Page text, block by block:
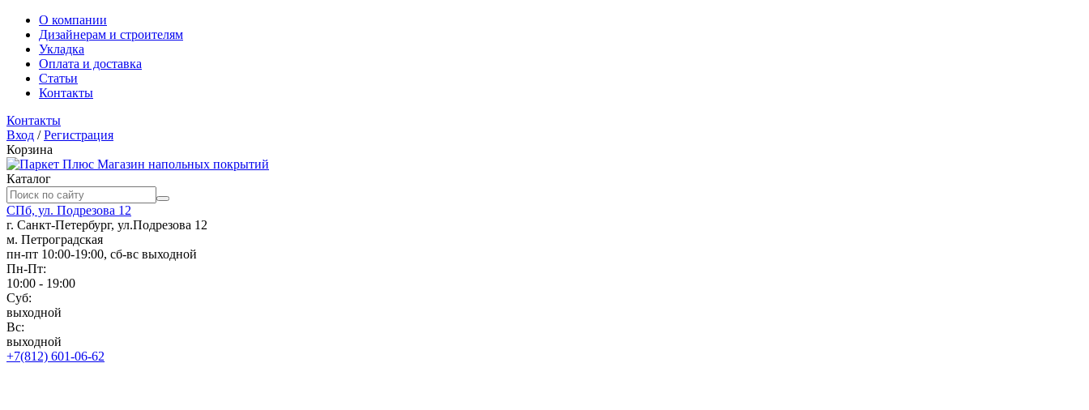
О компании
Дизайнерам и строителям
Укладка
Оплата и доставка
Статьи
Контакты
Контакты
Вход /Регистрация
Корзина
Магазин напольных покрытий
Каталог
СПб, ул. Подрезова 12
г. Санкт-Петербург, ул.Подрезова 12
м. Петроградская
пн-пт 10:00-19:00, сб-вс выходной
Пн-Пт:
10:00 - 19:00
Суб:
выходной
Вс:
выходной
+7(812) 601-06-62